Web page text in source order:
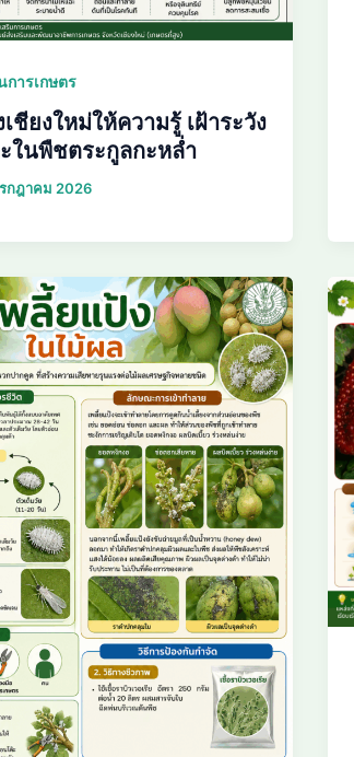
การเกษตร
ชียงใหม่ให้ความรู้ เฝ้าระวัง
ะในพืชตระกูลกะหล่ำ
กฎาคม 2026